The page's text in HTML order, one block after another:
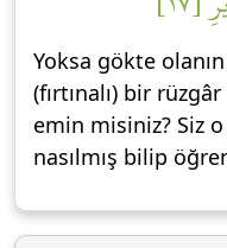
Yoksa gökte
(fırtınalı) bir
emin misiniz? Siz
nasılmış bilip